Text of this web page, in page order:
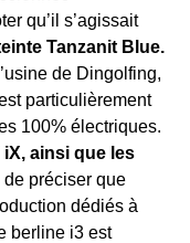
qu’il s’agissait
Tanzanit Blue.
de Dingolfing,
particulièrement
100% électriques.
ainsi que les
préciser que
dédiés à
berline i3 est